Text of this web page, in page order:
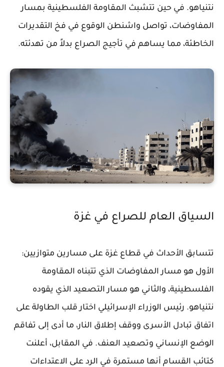
نتنياهو. في حين تتشبث المقاومة الفلسطينية بمسار
المفاوضات، تواصل واشنطن الوقوع في فخ التقديرات
الخاطئة، مما يساهم في تأجيج الصراع بدلاً من تهدئته.
السياق العام للصراع في غزة
تتسابق الأحداث في قطاع غزة على مسارين متوازيين:
الأول هو مسار المفاوضات الذي تتبناه المقاومة
الفلسطينية، والثاني هو مسار التصعيد الذي يقوده
نتنياهو. رئيس الوزراء الإسرائيلي اختار قلب الطاولة على
اتفاق تبادل الأسرى ووقف إطلاق النار، ما أدى إلى تفاقم
الوضع الإنساني وتصعيد العنف. في المقابل، أعلنت
كتائب القسام أنها مستمرة في الرد على الاعتداءات